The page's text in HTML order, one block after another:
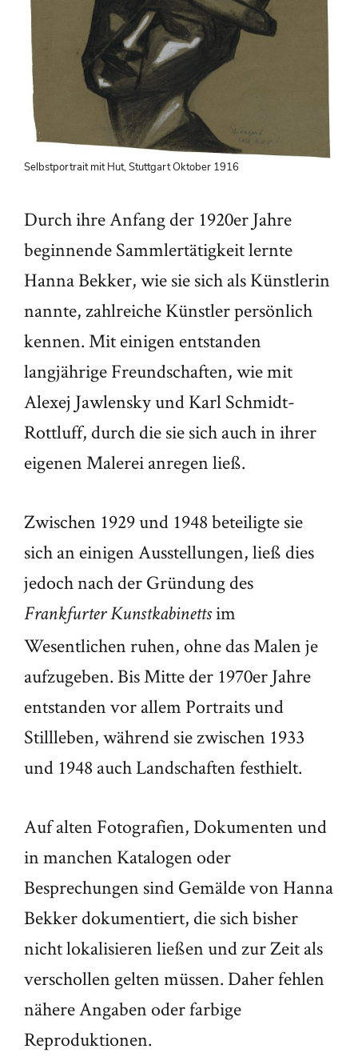
Selbstportrait mit Hut, Stuttgart Oktober 1916
Durch ihre Anfang der 1920er Jahre
beginnende Sammlertätigkeit lernte
Hanna Bekker, wie sie sich als Künstlerin
nannte, zahlreiche Künstler persönlich
kennen. Mit einigen entstanden
langjährige Freundschaften, wie mit
Alexej Jawlensky und Karl Schmidt-
Rottluff, durch die sie sich auch in ihrer
eigenen Malerei anregen ließ.
Zwischen 1929 und 1948 beteiligte sie
sich an einigen Ausstellungen, ließ dies
jedoch nach der Gründung des
Frankfurter Kunstkabinettsim
Wesentlichen ruhen, ohne das Malen je
aufzugeben. Bis Mitte der 1970er Jahre
entstanden vor allem Portraits und
Stillleben, während sie zwischen 1933
und 1948 auch Landschaften festhielt.
Auf alten Fotografien, Dokumenten und
in manchen Katalogen oder
Besprechungen sind Gemälde von Hanna
Bekker dokumentiert, die sich bisher
nicht lokalisieren ließen und zur Zeit als
verschollen gelten müssen. Daher fehlen
nähere Angaben oder farbige
Reproduktionen.